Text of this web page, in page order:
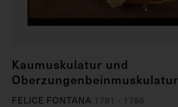
Kaumuskulatur und
Oberzungenbeinmuskulatur
FELICE FONTANA 1781 - 1786